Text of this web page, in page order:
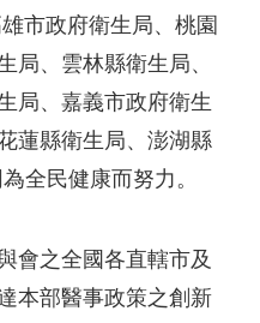
市政府衛生局、桃園
局、雲林縣衛生局、
局、嘉義市政府衛生
蓮縣衛生局、澎湖縣
全民健康而努力。
會之全國各直轄市及
本部醫事政策之創新